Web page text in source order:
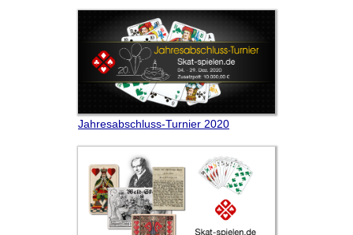
Jahresabschluss-Turnier 2020